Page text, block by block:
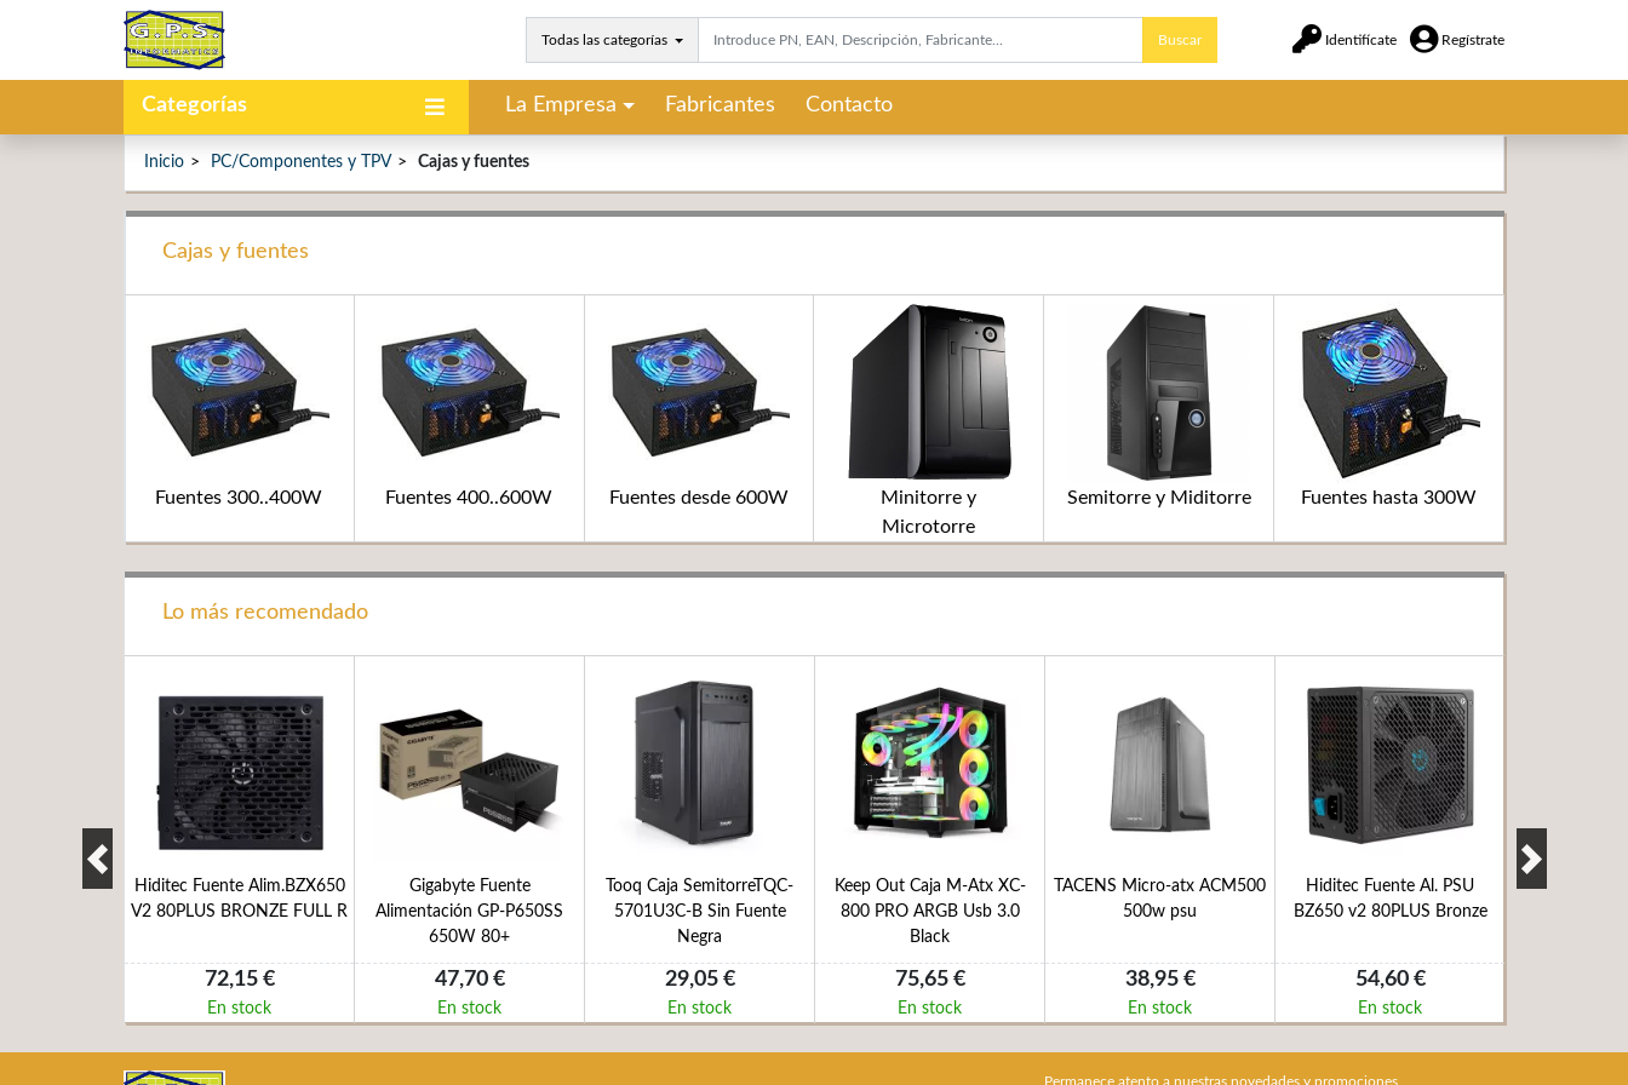
Todas las categorías Buscar Identifícate Regístrate
Categorías La Empresa Fabricantes Contacto
Inicio PC/Componentes y TPV Cajas y fuentes
Cajas y fuentes
Fuentes 300..400W Fuentes 400..600W Fuentes desde 600W
Minitorre y
Microtorre
Semitorre y Miditorre Fuentes hasta 300W
Lo más recomendado
Alimentación
Hiditec Fuente Alim.BZX650
V2 80PLUS BRONZE FULL R
72,15 €
En stock
Gigabyte Fuente
Alimentación GP-P650SS
650W 80+
47,70 €
En stock
Tooq Caja SemitorreTQC-
5701U3C-B Sin Fuente
Negra
29,05 €
En stock
Keep Out Caja M-Atx XC-
800 PRO ARGB Usb 3.0
Black
75,65 €
En stock
TACENS Micro-atx ACM500
500w psu
38,95 €
En stock
Hiditec Fuente Al. PSU
BZ650 v2 80PLUS Bronze
54,60 €
En stock
Cougar
Permanece atento a nuestras novedades y promociones